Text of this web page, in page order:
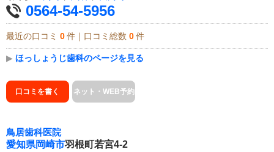
0564-54-5956
最近の口コミ 0 件｜口コミ総数 0 件
▶ ほっしょうじ歯科のページを見る
口コミを書く ネット・WEB予約
鳥居歯科医院
愛知県岡崎市羽根町若宮4-2